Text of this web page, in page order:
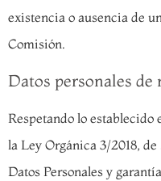
existencia o ausencia de
Comisión.
Datos personales de
Respetando lo establecido
la Ley Orgánica 3/2018,
Datos Personales y